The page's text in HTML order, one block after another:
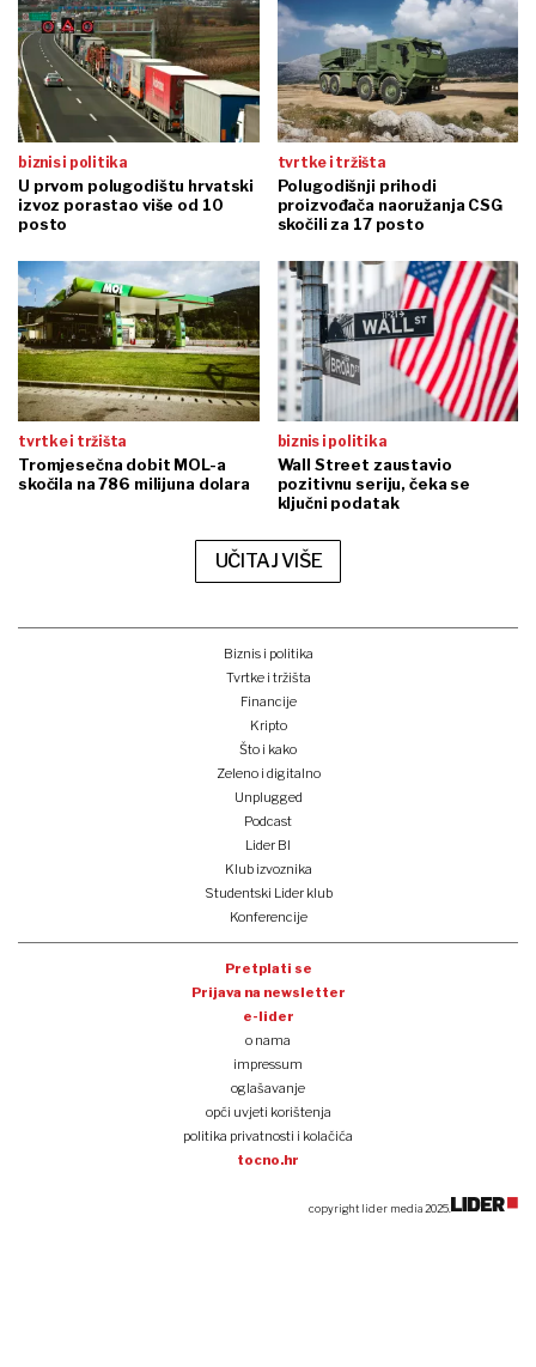
biznis i politika
U prvom polugodištu hrvatski
izvoz porastao više od 10
posto
tvrtke i tržišta
Polugodišnji prihodi
proizvođača naoružanja CSG
skočili za 17 posto
tvrtke i tržišta
Tromjesečna dobit MOL-a
skočila na 786 milijuna dolara
biznis i politika
Wall Street zaustavio
pozitivnu seriju, čeka se
ključni podatak
UČITAJ VIŠE
Biznis i politika
Tvrtke i tržišta
Financije
Kripto
Što i kako
Zeleno i digitalno
Unplugged
Podcast
Lider BI
Klub izvoznika
Studentski Lider klub
Konferencije
Pretplati se
Prijava na newsletter
e-lider
o nama
impressum
oglašavanje
opći uvjeti korištenja
politika privatnosti i kolačića
tocno.hr
copyright lider media 2025.